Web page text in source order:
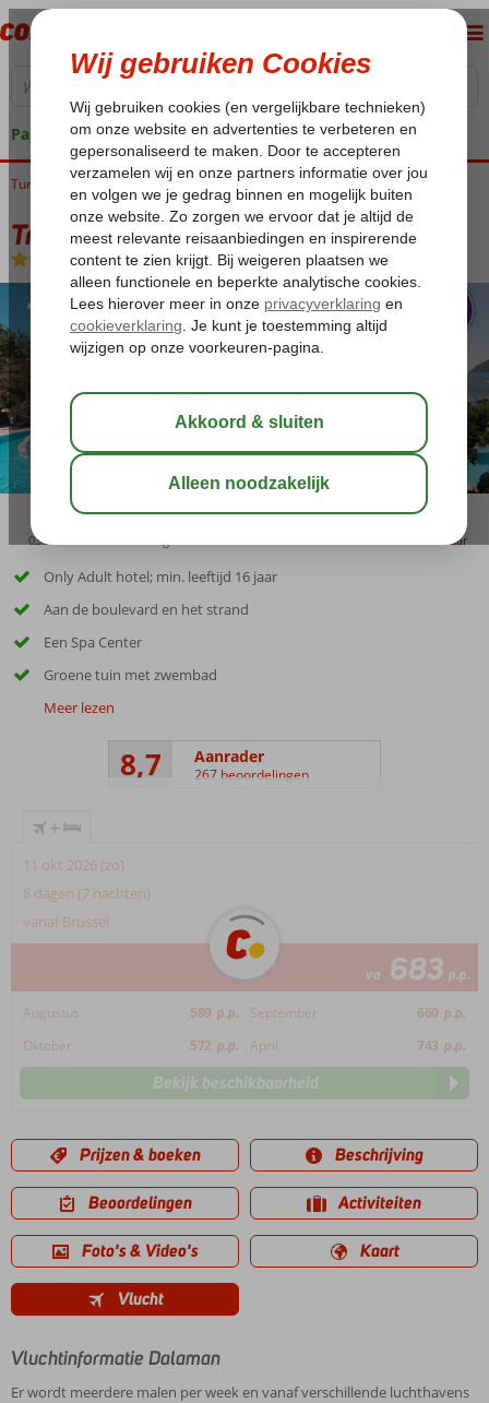
Pakketgarantie
Home
Turkije Egeische kust Marmaris Marmaris-Centrum Tropical Beach
Tropical Beach
All Inclusive-Hotel
03:30 bewaar
Only Adult hotel; min. leeftijd 16 jaar
Aan de boulevard en het strand
Een Spa Center
Groene tuin met zwembad
Meer lezen
8,7 Aanrader
267 beoordelingen
+
11 okt 2026 (zo)
8 dagen (7 nachten)
vanaf Brussel
va 683 p.p.
Augustus 589 p.p. September 660 p.p.
Oktober
572 p.p. April 743 p.p.
Bekijk beschikbaarheid
Prijzen & boeken Beschrijving
Beoordelingen Activiteiten
Foto's & Video's Kaart
Vlucht
Vluchtinformatie Dalaman
Er wordt meerdere malen per week en vanaf verschillende luchthavens